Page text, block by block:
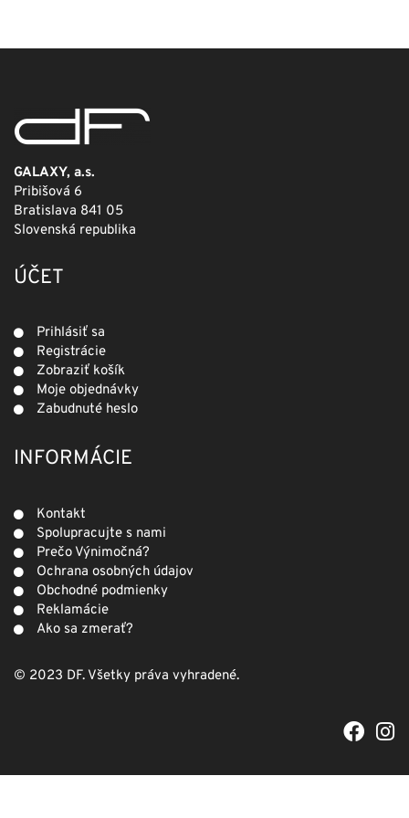
GALAXY, a.s.
Pribišová 6
Bratislava 841 05
Slovenská republika
ÚČET
Prihlásiť sa
Registrácie
Zobraziť košík
Moje objednávky
Zabudnuté heslo
INFORMÁCIE
Kontakt
Spolupracujte s nami
Prečo Výnimočná?
Ochrana osobných údajov
Obchodné podmienky
Reklamácie
Ako sa zmerať?
© 2023 DF. Všetky práva vyhradené.
F
a
e
I
n
t